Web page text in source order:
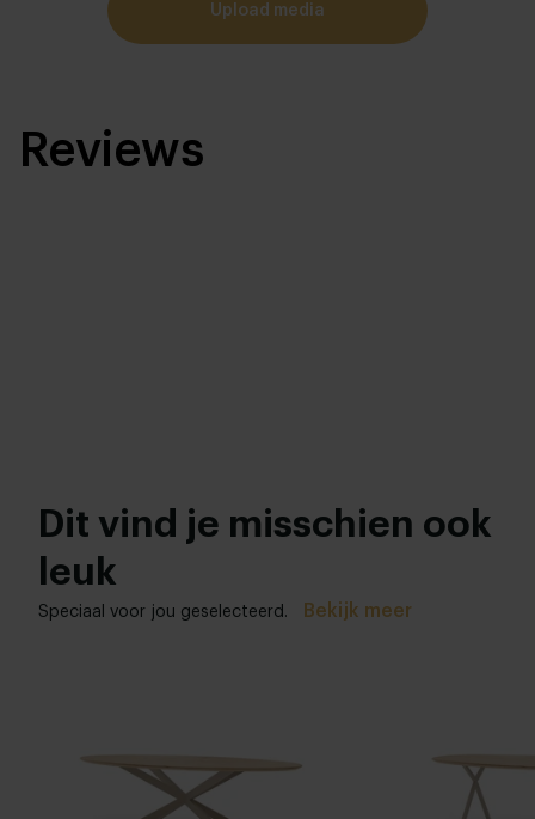
upload media
Reviews
Dit vind je misschien ook
leuk
Speciaal voor jou geselecteerd. Bekijk meer